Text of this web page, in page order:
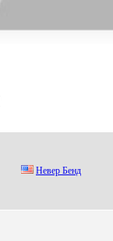
Heвep Бeнд